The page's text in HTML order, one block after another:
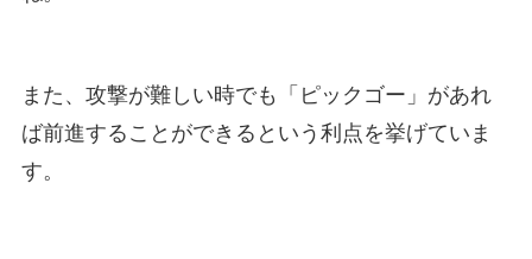
また、攻撃が難しい時でも「ピックゴー」があれ
ば前進することができるという利点を挙げていま
す。